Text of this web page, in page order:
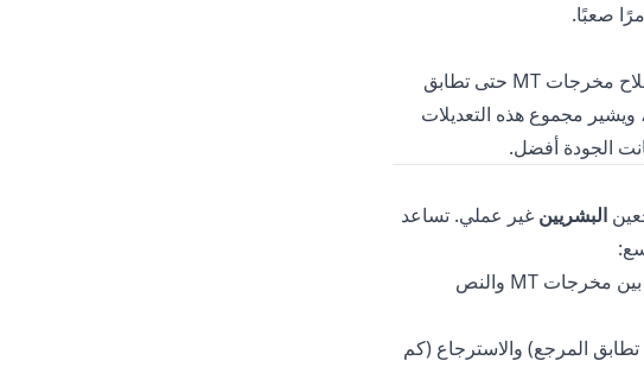
صعبًا.
، وهو يقيس عدد التعديلات اللازمة لإصلاح مخرجات MT حتى تطابق
مجموع هذه التعديلات
البشريين غير عملي. تساعد
‏(Bilingual Evaluation Understudy): يركز على تداخل n-gram بين مخرجات MT والنص
تطابق المرجع) والاسترجاع (كم